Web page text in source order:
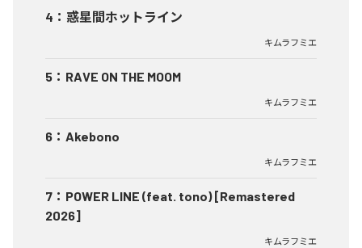
4 ： 惑星間ホットライン
キムラフミエ
5 ： RAVE ON THE MOOM
キムラフミエ
6 ： Akebono
キムラフミエ
7 ： POWER LINE (feat. tono) [Remastered
2026]
キムラフミエ